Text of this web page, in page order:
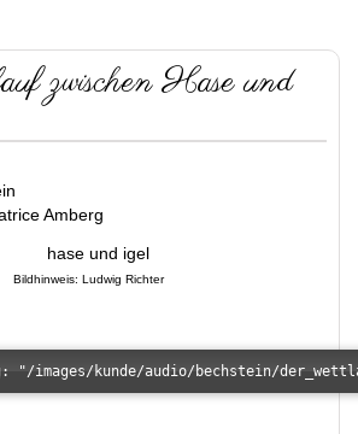
zwischen Hase und
Amberg
Bildhinweis: Ludwig Richter